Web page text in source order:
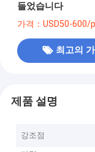
들었습니다
가격：USD50-600/
최고의
제품 설명
강조점